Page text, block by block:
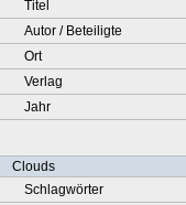
Titel
Autor / Beteiligte
Ort
Verlag
Jahr
Clouds
Schlagwörter